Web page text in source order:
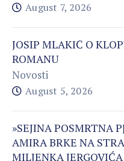
August 7, 2026
JOSIP MLAKIĆ O
ROMANU
Novosti
August 5, 2026
»SEJINA POSMRTNA
AMIRA BRKE NA
MILJENKA JERGOVIĆA